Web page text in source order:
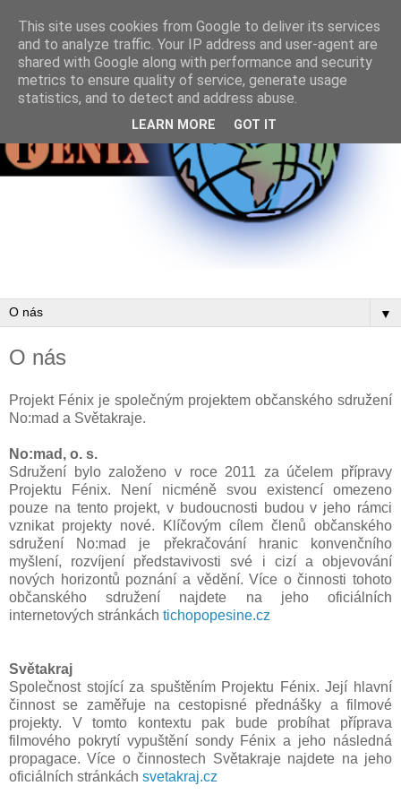
▼
O nás
Projekt Fénix je společným projektem občanského sdružení
No:mad a Světakraje.
No:mad, o. s.
Sdružení bylo založeno v roce 2011 za účelem přípravy
Projektu Fénix. Není nicméně svou existencí omezeno
pouze na tento projekt, v budoucnosti budou v jeho rámci
vznikat projekty nové. Klíčovým cílem členů občanského
sdružení No:mad je překračování hranic konvenčního
myšlení, rozvíjení představivosti své i cizí a objevování
nových horizontů poznání a vědění. Více o činnosti tohoto
občanského sdružení najdete na jeho oficiálních
internetových stránkách tichopopesine.cz
Světakraj
Společnost stojící za spuštěním Projektu Fénix. Její hlavní
činnost se zaměřuje na cestopisné přednášky a filmové
projekty. V tomto kontextu pak bude probíhat příprava
filmového pokrytí vypuštění sondy Fénix a jeho následná
propagace. Více o činnostech Světakraje najdete na jeho
oficiálních stránkách svetakraj.cz
This site uses cookies from Google to deliver its services
and to analyze traffic. Your IP address and user-agent are
shared with Google along with performance and security
metrics to ensure quality of service, generate usage
statistics, and to detect and address abuse.
LEARN MORE GOT IT